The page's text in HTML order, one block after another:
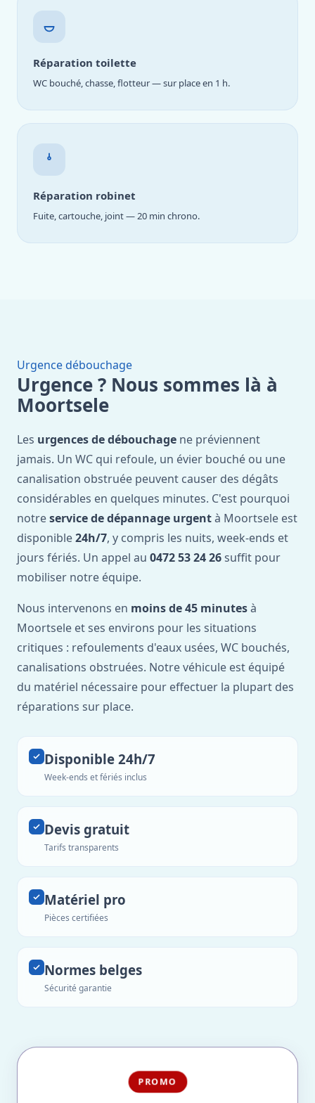
Réparation toilette
WC bouché, chasse, flotteur — sur place en 1 h.
Réparation robinet
Fuite, cartouche, joint — 20 min chrono.
Urgence débouchage
Urgence ? Nous sommes là à
Moortsele
Les urgences de débouchage ne préviennent
jamais. Un WC qui refoule, un évier bouché ou une
canalisation obstruée peuvent causer des dégâts
considérables en quelques minutes. C'est pourquoi
notreservice de dépannage urgentà Moortsele est
disponible24h/7, y compris les nuits, week-ends et
jours fériés. Un appel au 0472 53 24 26 suffit pour
mobiliser notre équipe.
Nous intervenons en moins de 45 minutesà
Moortsele et ses environs pour les situations
critiques : refoulements d'eaux usées, WC bouchés,
canalisations obstruées. Notre véhicule est équipé
du matériel nécessaire pour effectuer la plupart des
réparations sur place.
Disponible 24h/7
Week-ends et fériés inclus
Devis gratuit
Tarifs transparents
Matériel pro
Pièces certifiées
Normes belges
Sécurité garantie
PROMO